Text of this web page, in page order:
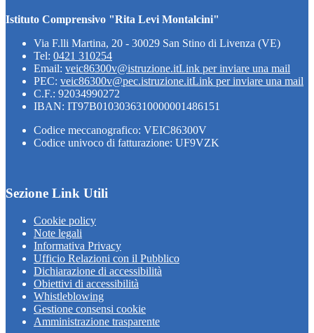
Istituto Comprensivo "Rita Levi Montalcini"
Via F.lli Martina, 20 - 30029 San Stino di Livenza (VE)
Tel: 0421 310254
Email: veic86300v@istruzione.itLink per inviare una mail
PEC: veic86300v@pec.istruzione.itLink per inviare una mail
C.F.: 92034990272
IBAN: IT97B0103036310000001486151
Codice meccanografico: VEIC86300V
Codice univoco di fatturazione: UF9VZK
Sezione Link Utili
Cookie policy
Note legali
Informativa Privacy
Ufficio Relazioni con il Pubblico
Dichiarazione di accessibilità
Obiettivi di accessibilità
Whistleblowing
Gestione consensi cookie
Amministrazione trasparente